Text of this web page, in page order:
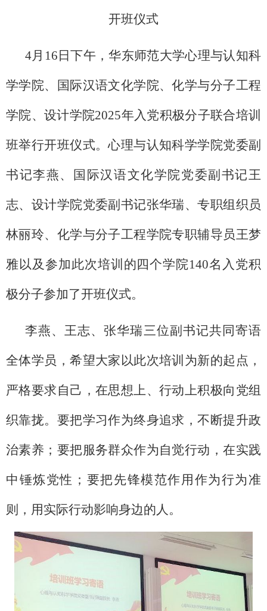
开班仪式
4月16日下午，华东师范大学心理与认知科
学学院、国际汉语文化学院、化学与分子工程
学院、设计学院2025年入党积极分子联合培训
班举行开班仪式。心理与认知科学学院党委副
书记李燕、国际汉语文化学院党委副书记王
志、设计学院党委副书记张华瑞、专职组织员
林丽玲、化学与分子工程学院专职辅导员王梦
雅以及参加此次培训的四个学院140名入党积
极分子参加了开班仪式。
李燕、王志、张华瑞三位副书记共同寄语
全体学员，希望大家以此次培训为新的起点，
严格要求自己，在思想上、行动上积极向党组
织靠拢。要把学习作为终身追求，不断提升政
治素养；要把服务群众作为自觉行动，在实践
中锤炼党性；要把先锋模范作用作为行为准
则，用实际行动影响身边的人。